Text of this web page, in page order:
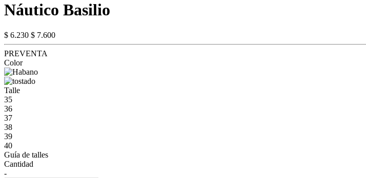
Náutico Basilio
$ 6.230 $ 7.600
PREVENTA
Color
Talle
35
36
37
38
39
40
Guía de talles
Cantidad
-